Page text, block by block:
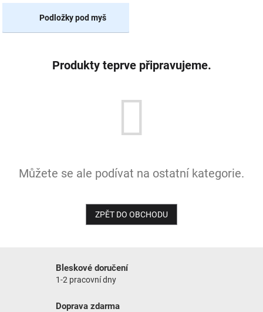
Podložky pod myš
Produkty teprve připravujeme.
Můžete se ale podívat na ostatní kategorie.
ZPĚT DO OBCHODU
Bleskové doručení
1-2 pracovní dny
Doprava zdarma